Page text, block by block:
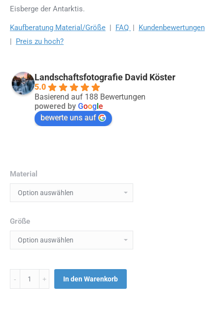
Eisberge der Antarktis.
Kaufberatung Material/Größe | FAQ | Kundenbewertungen
| Preis zu hoch?
Landschaftsfotografie David Köster
5.0
Basierend auf 188 Bewertungen
powered by Google
bewerte uns auf
Material
Größe
Menge In den Warenkorb